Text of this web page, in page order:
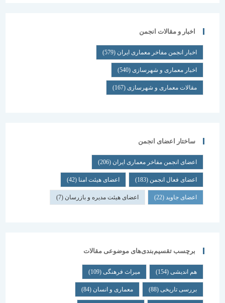
اخبار و مقالات انجمن
اخبار انجمن مفاخر معماری ایران (579)
اخبار معماری و شهرسازی(540)
مقالات معماری و شهرسازی(167)
ساختار اعضای انجمن
اعضای انجمن مفاخر معماری ایران (206)
اعضای فعال انجمن(183) اعضای هیئت امنا(42)
اعضای جاوید(22) اعضای هیئت مدیره و بازرسان(7)
برچسب تقسیم‌بندی‌های موضوعی مقالات
هم اندیشی (154) میراث فرهنگی (109)
بررسی تاریخی (88) معماری و انسان (84)